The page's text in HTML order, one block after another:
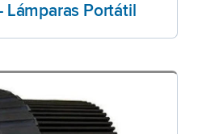
Lámparas Portátil